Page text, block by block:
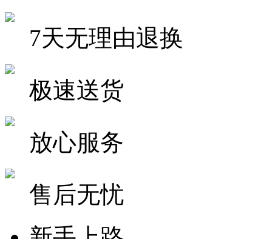
7天无理由退换
极速送货
放心服务
售后无忧